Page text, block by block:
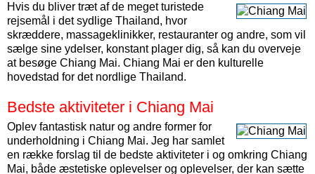
Hvis du bliver træt af de meget turistede
rejsemål i det sydlige Thailand, hvor
skræddere, massageklinikker, restauranter og andre, som vil
sælge sine ydelser, konstant plager dig, så kan du overveje
at besøge Chiang Mai. Chiang Mai er den kulturelle
hovedstad for det nordlige Thailand.
Bedste aktiviteter i Chiang Mai
Oplev fantastisk natur og andre former for
underholdning i Chiang Mai. Jeg har samlet
en række forslag til de bedste aktiviteter i og omkring Chiang
Mai, både æstetiske oplevelser og oplevelser, der kan sætte